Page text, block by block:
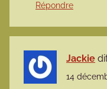
Répondre
Jackie
14